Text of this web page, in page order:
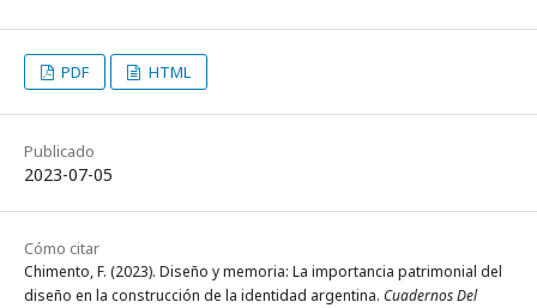
PDF HTML
Publicado
2023-07-05
Cómo citar
Chimento, F. (2023). Diseño y memoria: La importancia patrimonial del
diseño en la construcción de la identidad argentina. Cuadernos Del